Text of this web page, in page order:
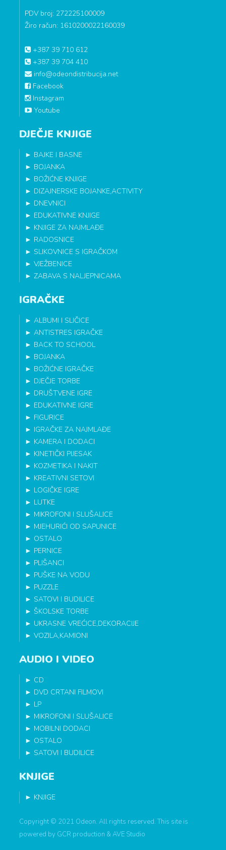
PDV broj: 272225100009
Žiro račun: 1610200022160039
+387 39 710 612
+387 39 704 410
info@odeondistribucija.net
Facebook
Instagram
Youtube
DJEČJE KNJIGE
► BAJKE I BASNE
► BOJANKA
► BOŽIĆNE KNJIGE
► DIZAJNERSKE BOJANKE,ACTIVITY
► DNEVNICI
► EDUKATIVNE KNJIGE
► KNJIGE ZA NAJMLAĐE
► RADOSNICE
►SLIKOVNICE S IGRAČKOM
►VJEŽBENICE
►ZABAVA S NALJEPNICAMA
IGRAČKE
►ALBUMI I SLIČICE
►ANTISTRES IGRAČKE
► BACK TO SCHOOL
► BOJANKA
► BOŽIĆNE IGRAČKE
► DJEČJE TORBE
► DRUŠTVENE IGRE
► EDUKATIVNE IGRE
► FIGURICE
► IGRAČKE ZA NAJMLAĐE
► KAMERA I DODACI
► KINETIČKI PIJESAK
► KOZMETIKA I NAKIT
► KREATIVNI SETOVI
► LOGIČKE IGRE
► LUTKE
► MIKROFONI I SLUŠALICE
► MJEHURIĆI OD SAPUNICE
► OSTALO
► PERNICE
► PLIŠANCI
► PUŠKE NA VODU
► PUZZLE
►SATOVI I BUDILICE
►ŠKOLSKE TORBE
► UKRASNE VREĆICE,DEKORACIJE
►VOZILA,KAMIONI
AUDIO I VIDEO
► CD
► DVD CRTANI FILMOVI
► LP
► MIKROFONI I SLUŠALICE
► MOBILNI DODACI
► OSTALO
►SATOVI I BUDILICE
KNJIGE
► KNJIGE
Copyright © 2021 Odeon. All rights reserved. This site is
powered by GCR production &AVE Studio